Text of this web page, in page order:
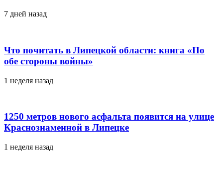
7 дней назад
Что почитать в Липецкой области: книга «По
обе стороны войны»
1 неделя назад
1250 метров нового асфальта появится на улице
Краснознаменной в Липецке
1 неделя назад